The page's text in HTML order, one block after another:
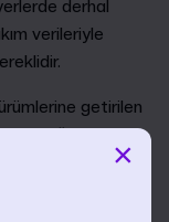
derhal
verileriyle
getirilen
değildir:
×